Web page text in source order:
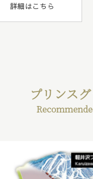
詳細はこちら
プリンス